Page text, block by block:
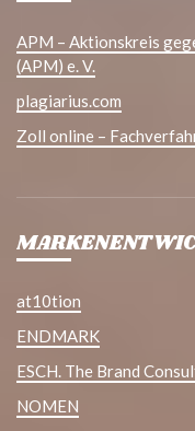
APM – Aktionskreis
(APM) e. V.
plagiarius.com
Zoll online –
at10tion
ENDMARK
ESCH. The Brand
NOMEN